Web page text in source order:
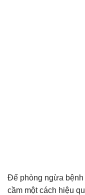
Để phòng ngừa
cầm một cách hiệu